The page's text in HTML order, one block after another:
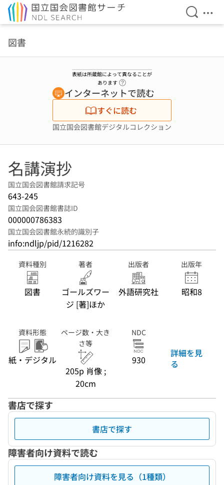
検索を
メ
図書
表紙は所蔵館によって異なることが
あります
インターネットで読む
すぐに読む
国立国会図書館デジタルコレクション
名講演抄
国立国会図書館請求記号
643-245
国立国会図書館書誌ID
000000786383
国立国会図書館永続的識別子
info:ndljp/pid/1216282
資料種別
図書
著者
ゴールズワー
ジ [著]ほか
出版者
外語研究社
出版年
昭和8
資料形態
紙・デジタル
ページ数・大き
さ等
205p 肖像 ;
20cm
NDC
930
詳細を見
る
書店で探す
書店で探す
障害者向け資料で読む
障害者向け資料を見る（1種類）